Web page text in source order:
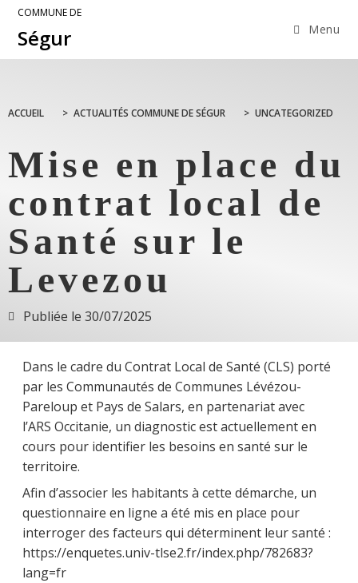
COMMUNE DE
Ségur Menu
ACCUEIL > ACTUALITÉS COMMUNE DE SÉGUR > UNCATEGORIZED
Mise en place du
contrat local de
Santé sur le
Levezou
Publiée le 30/07/2025
Dans le cadre du Contrat Local de Santé (CLS) porté
par les Communautés de Communes Lévézou-
Pareloup et Pays de Salars, en partenariat avec
l’ARS Occitanie, un diagnostic est actuellement en
cours pour identifier les besoins en santé sur le
territoire.
Afin d’associer les habitants à cette démarche, un
questionnaire en ligne a été mis en place pour
interroger des facteurs qui déterminent leur santé :
https://enquetes.univ-tlse2.fr/index.php/782683?
lang=fr